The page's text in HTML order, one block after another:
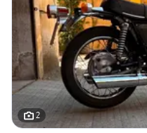
2